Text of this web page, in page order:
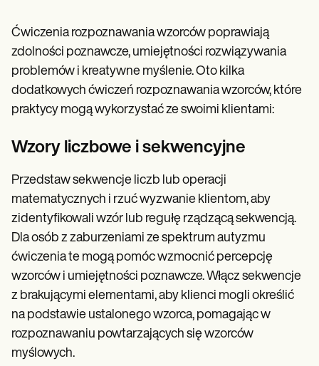
Ćwiczenia rozpoznawania wzorców poprawiają
zdolności poznawcze, umiejętności rozwiązywania
problemów i kreatywne myślenie. Oto kilka
dodatkowych ćwiczeń rozpoznawania wzorców, które
praktycy mogą wykorzystać ze swoimi klientami:
Wzory liczbowe i sekwencyjne
Przedstaw sekwencje liczb lub operacji
matematycznych i rzuć wyzwanie klientom, aby
zidentyfikowali wzór lub regułę rządzącą sekwencją.
Dla osób z zaburzeniami ze spektrum autyzmu
ćwiczenia te mogą pomóc wzmocnić percepcję
wzorców i umiejętności poznawcze. Włącz sekwencje
z brakującymi elementami, aby klienci mogli określić
na podstawie ustalonego wzorca, pomagając w
rozpoznawaniu powtarzających się wzorców
myślowych.